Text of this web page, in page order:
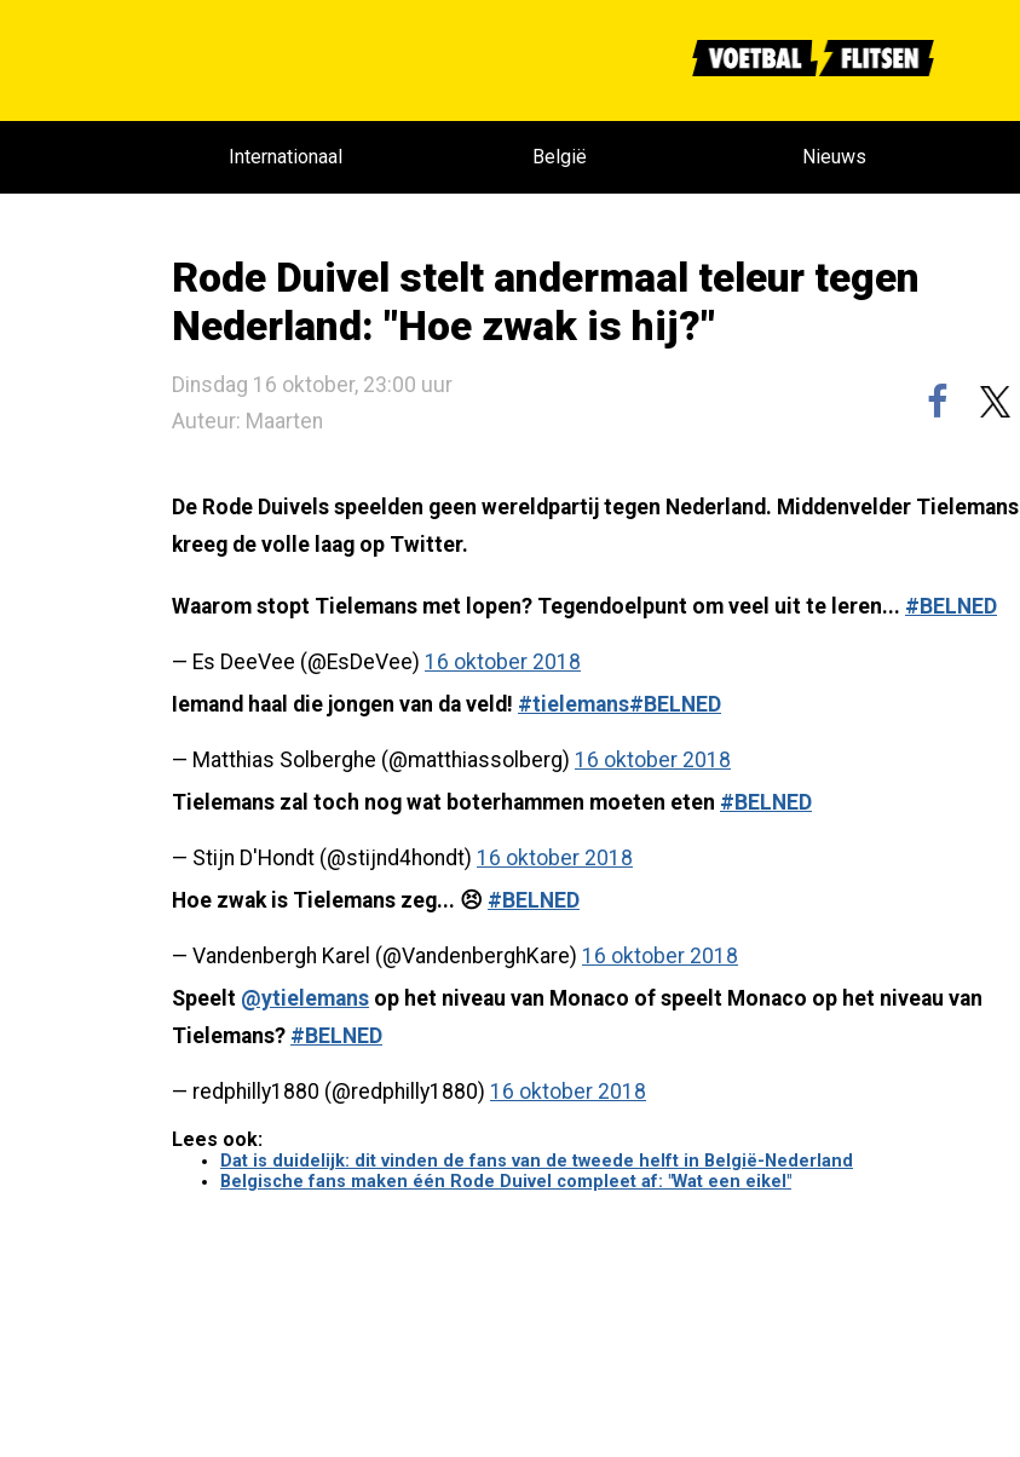
Internationaal België Nieuws
Rode Duivel stelt andermaal teleur tegen
Nederland: "Hoe zwak is hij?"
Dinsdag 16 oktober, 23:00 uur
Auteur: Maarten
De Rode Duivels speelden geen wereldpartij tegen Nederland. Middenvelder Tielemans
kreeg de volle laag op Twitter.
Waarom stopt Tielemans met lopen? Tegendoelpunt om veel uit te leren... #BELNED
— Es DeeVee (@EsDeVee) 16 oktober 2018
Iemand haal die jongen van da veld! #tielemans#BELNED
— Matthias Solberghe (@matthiassolberg) 16 oktober 2018
Tielemans zal toch nog wat boterhammen moeten eten #BELNED
— Stijn D'Hondt (@stijnd4hondt) 16 oktober 2018
Hoe zwak is Tielemans zeg... 😣 #BELNED
— Vandenbergh Karel (@VandenberghKare) 16 oktober 2018
Speelt @ytielemans op het niveau van Monaco of speelt Monaco op het niveau van
Tielemans? #BELNED
— redphilly1880 (@redphilly1880) 16 oktober 2018
Lees ook:
Dat is duidelijk: dit vinden de fans van de tweede helft in België-Nederland
Belgische fans maken één Rode Duivel compleet af: "Wat een eikel"